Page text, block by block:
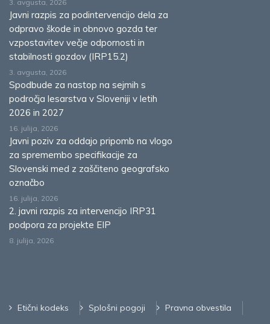
Etični kodeks Splošni pogoji Pravna obvestila
3. avgusta, 2026
Javni razpis za podintervencijo dela za
odpravo škode in obnovo gozda ter
vzpostavitev večje odpornosti in
stabilnosti gozdov (IRP15.2)
3. avgusta, 2026
Spodbude za nastop na sejmih s
področja lesarstva v Sloveniji v letih
2026 in 2027
16. julija, 2026
Javni poziv za oddajo pripomb na vlogo
za spremembo specifikacije za
Slovenski med z zaščiteno geografsko
označbo
16. julija, 2026
2. javni razpis za intervencijo IRP31
podpora za projekte EIP
8. julija, 2026